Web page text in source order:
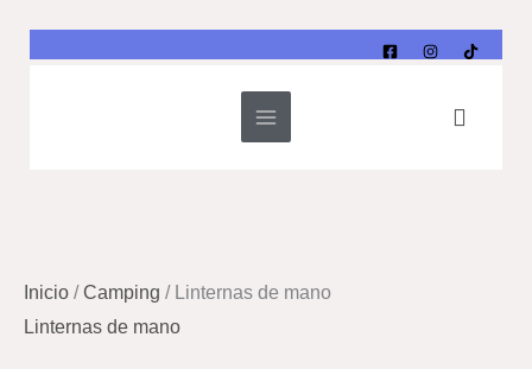
Buscar
Inicio /Camping / Linternas de mano
Linternas de mano